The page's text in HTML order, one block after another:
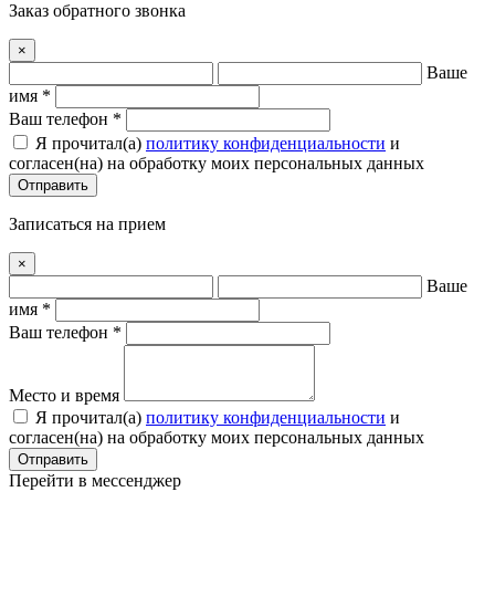
Заказ обратного звонка
×
Ваше
имя *
Ваш телефон *
Я прочитал(a) политику конфиденциальности и
согласен(на) на обработку моих персональных данных
Отправить
Записаться на прием
×
Ваше
имя *
Ваш телефон *
Место и время
Я прочитал(a) политику конфиденциальности и
согласен(на) на обработку моих персональных данных
Отправить
Перейти в мессенджер